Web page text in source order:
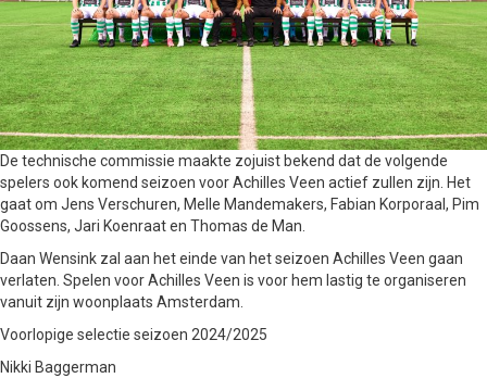
De technische commissie maakte zojuist bekend dat de volgende
spelers ook komend seizoen voor Achilles Veen actief zullen zijn. Het
gaat om Jens Verschuren, Melle Mandemakers, Fabian Korporaal, Pim
Goossens, Jari Koenraat en Thomas de Man.
Daan Wensink zal aan het einde van het seizoen Achilles Veen gaan
verlaten. Spelen voor Achilles Veen is voor hem lastig te organiseren
vanuit zijn woonplaats Amsterdam.
Voorlopige selectie seizoen 2024/2025
Nikki Baggerman